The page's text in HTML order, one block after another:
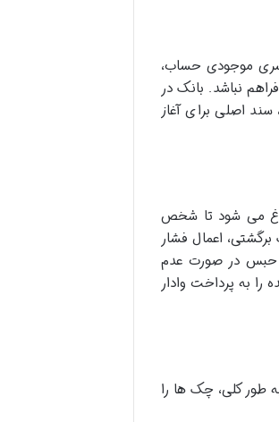
موجودی حساب،
نباشد. بانک در
اصلی برای آغاز
می شود تا شخص
اعمال فشار
حبس در صورت عدم
به پرداخت وادار
طور کلی، چک ها را